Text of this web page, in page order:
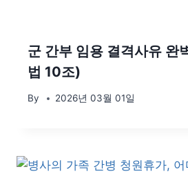
군 간부 임용 결격사유 완
법 10조)
By 2026년 03월 01일